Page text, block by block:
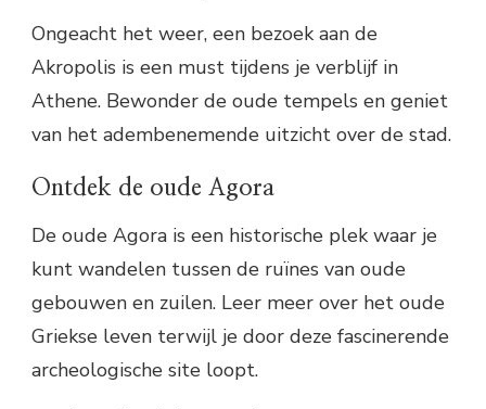
Ongeacht het weer, een bezoek aan de
Akropolis is een must tijdens je verblijf in
Athene. Bewonder de oude tempels en geniet
van het adembenemende uitzicht over de stad.
Ontdek de oude Agora
De oude Agora is een historische plek waar je
kunt wandelen tussen de ruïnes van oude
gebouwen en zuilen. Leer meer over het oude
Griekse leven terwijl je door deze fascinerende
archeologische site loopt.